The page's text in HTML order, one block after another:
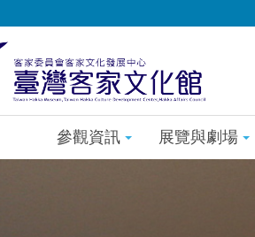
參觀資訊 展覽與劇場